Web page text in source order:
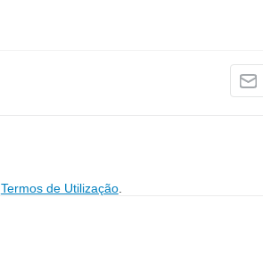
Termos de Utilização.